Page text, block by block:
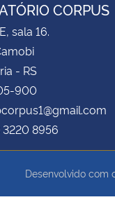
CORPUS
sala 16.
- RS
900
3220 8956
Desenvolvido com